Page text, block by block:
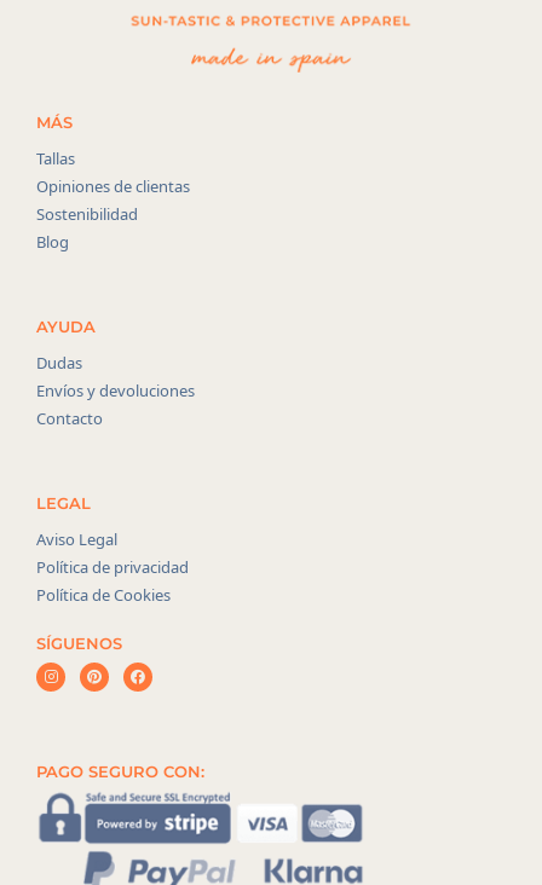
MÁS
Tallas
Opiniones de clientas
Sostenibilidad
Blog
AYUDA
Dudas
Envíos y devoluciones
Contacto
LEGAL
Aviso Legal
Política de privacidad
Política de Cookies
SÍGUENOS
PAGO SEGURO CON: